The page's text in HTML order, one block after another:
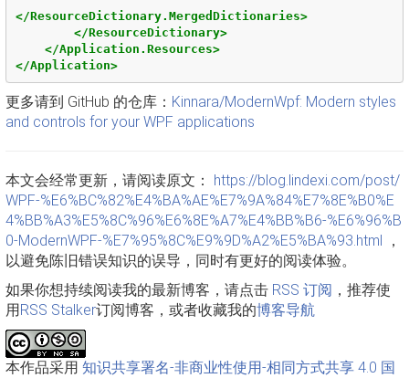
</ResourceDictionary.MergedDictionaries>
</ResourceDictionary>
</Application.Resources>
</Application>
更多请到 GitHub 的仓库： Kinnara/ModernWpf: Modern styles
and controls for your WPF applications
本文会经常更新，请阅读原文： https://blog.lindexi.com/post/
WPF-%E6%BC%82%E4%BA%AE%E7%9A%84%E7%8E%B0%E
4%BB%A3%E5%8C%96%E6%8E%A7%E4%BB%B6-%E6%96%B
0-ModernWPF-%E7%95%8C%E9%9D%A2%E5%BA%93.html ，
以避免陈旧错误知识的误导，同时有更好的阅读体验。
如果你想持续阅读我的最新博客，请点击 RSS 订阅 ，推荐使
用RSS Stalker订阅博客，或者收藏我的博客导航
本作品采用 知识共享署名-非商业性使用-相同方式共享 4.0 国